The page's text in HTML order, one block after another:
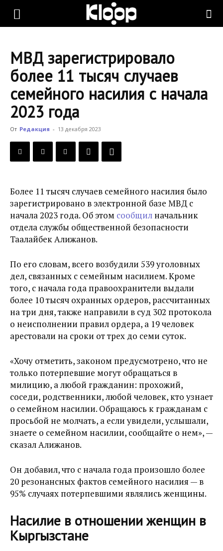
KLOOP.KG
Новости
Кыргызстана
МВД зарегистрировало
более 11 тысяч случаев
семейного насилия с начала
2023 года
От Редакция - 13 декабря 2023
Более 11 тысяч случаев семейного насилия было
зарегистрировано в электронной базе МВД с
начала 2023 года. Об этом сообщил начальник
отдела службы общественной безопасности
Таалайбек Алижанов.
По его словам, всего возбудили 539 уголовных
дел, связанных с семейным насилием. Кроме
того, с начала года правоохранители выдали
более 10 тысяч охранных ордеров, рассчитанных
на три дня, также направили в суд 302 протокола
о неисполнении правил ордера, а 19 человек
арестовали на сроки от трех до семи суток.
«Хочу отметить, законом предусмотрено, что не
только потерпевшие могут обращаться в
милицию, а любой гражданин: прохожий,
соседи, родственники, любой человек, кто узнает
о семейном насилии. Обращаюсь к гражданам с
просьбой не молчать, а если увидели, услышали,
знаете о семейном насилии, сообщайте о нем», —
сказал Алижанов.
Он добавил, что с начала года произошло более
20 резонансных фактов семейного насилия — в
95% случаях потерпевшими являлись женщины.
Насилие в отношении женщин в
Кыргызстане